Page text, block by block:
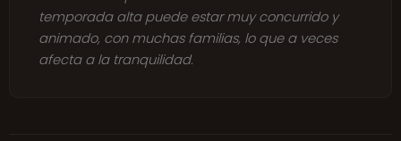
temporada alta puede estar muy concurrido y
animado, con muchas familias, lo que a veces
afecta a la tranquilidad.